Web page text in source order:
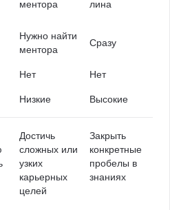
ментора
лина
Нужно найти
ментора
Сразу
Нет Нет
Низкие Высокие
Достичь
сложных или
узких
карьерных
целей
Закрыть
конкретные
пробелы в
знаниях